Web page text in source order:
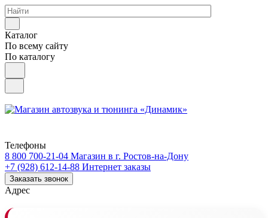
Каталог
По всему сайту
По каталогу
Телефоны
8 800 700-21-04 Магазин в г. Ростов-на-Дону
+7 (928) 612-14-88 Интернет заказы
Заказать звонок
Адрес